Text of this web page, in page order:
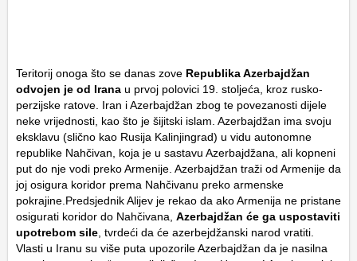
Teritorij onoga što se danas zove Republika Azerbajdžan
odvojen je od Irana u prvoj polovici 19. stoljeća, kroz rusko-
perzijske ratove. Iran i Azerbajdžan zbog te povezanosti dijele
neke vrijednosti, kao što je šijitski islam. Azerbajdžan ima svoju
eksklavu (slično kao Rusija Kalinjingrad) u vidu autonomne
republike Nahčivan, koja je u sastavu Azerbajdžana, ali kopneni
put do nje vodi preko Armenije. Azerbajdžan traži od Armenije da
joj osigura koridor prema Nahčivanu preko armenske
pokrajine.Predsjednik Alijev je rekao da ako Armenija ne pristane
osigurati koridor do Nahčivana, Azerbajdžan će ga uspostaviti
upotrebom sile , tvrdeći da će azerbejdžanski narod vratiti.
Vlasti u Iranu su više puta upozorile Azerbajdžan da je nasilna